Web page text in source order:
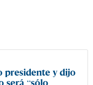
presidente y dijo